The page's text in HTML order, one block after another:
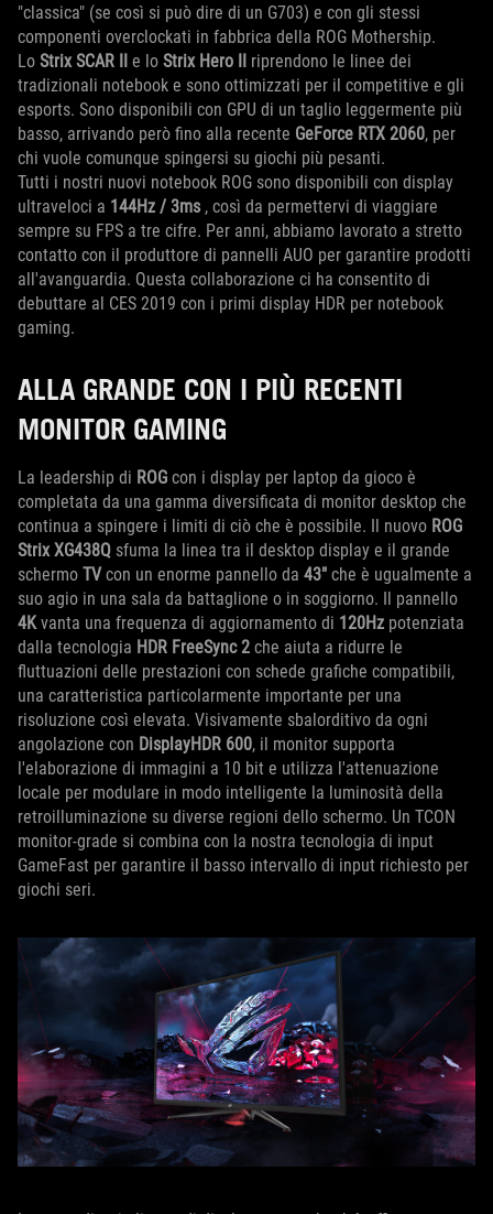
"classica" (se così si può dire di un G703) e con gli stessi
componenti overclockati in fabbrica della ROG Mothership.
Lo Strix SCAR II e lo Strix Hero II riprendono le linee dei
tradizionali notebook e sono ottimizzati per il competitive e gli
esports. Sono disponibili con GPU di un taglio leggermente più
basso, arrivando però fino alla recente GeForce RTX 2060, per
chi vuole comunque spingersi su giochi più pesanti.
Tutti i nostri nuovi notebook ROG sono disponibili con display
ultraveloci a 144Hz / 3ms , così da permettervi di viaggiare
sempre su FPS a tre cifre. Per anni, abbiamo lavorato a stretto
contatto con il produttore di pannelli AUO per garantire prodotti
all'avanguardia. Questa collaborazione ci ha consentito di
debuttare al CES 2019 con i primi display HDR per notebook
gaming.
ALLA GRANDE CON I PIÙ RECENTI
MONITOR GAMING
La leadership di ROG con i display per laptop da gioco è
completata da una gamma diversificata di monitor desktop che
continua a spingere i limiti di ciò che è possibile. Il nuovo ROG
Strix XG438Q sfuma la linea tra il desktop display e il grande
schermo TVcon un enorme pannello da 43" che è ugualmente a
suo agio in una sala da battaglione o in soggiorno. Il pannello
4Kvanta una frequenza di aggiornamento di 120Hz potenziata
dalla tecnologia HDR FreeSync 2 che aiuta a ridurre le
fluttuazioni delle prestazioni con schede grafiche compatibili,
una caratteristica particolarmente importante per una
risoluzione così elevata. Visivamente sbalorditivo da ogni
angolazione con DisplayHDR 600, il monitor supporta
l'elaborazione di immagini a 10 bit e utilizza l'attenuazione
locale per modulare in modo intelligente la luminosità della
retroilluminazione su diverse regioni dello schermo. Un TCON
monitor-grade si combina con la nostra tecnologia di input
GameFast per garantire il basso intervallo di input richiesto per
giochi seri.